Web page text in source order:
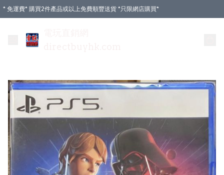
* 免運費* 購買2件產品或以上免費順豐送貨 *只限網店購買*